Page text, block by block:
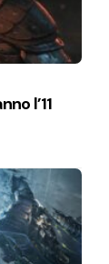
l’11